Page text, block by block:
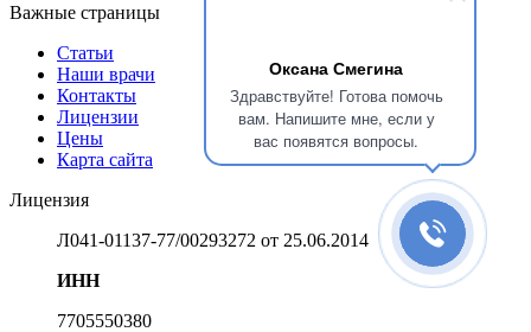
Оксана Смегина
Здравствуйте! Готова помочь
вам. Напишите мне, если у
вас появятся вопросы.
Важные страницы
Статьи
Наши врачи
Контакты
Лицензии
Цены
Карта сайта
Лицензия
Л041-01137-77/00293272 от 25.06.2014
ИНН
7705550380